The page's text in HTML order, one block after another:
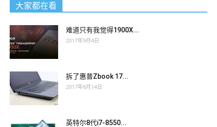
大家都在看
难道只有我觉得1900X...
2017年9月4日
拆了惠普Zbook 17...
2017年8月14日
英特尔8代i7-8550...